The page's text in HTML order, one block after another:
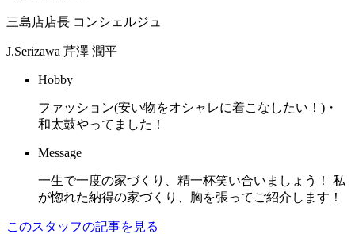
三島店店長 コンシェルジュ
J.Serizawa 芹澤 潤平
Hobby
ファッション(安い物をオシャレに着こなしたい！)・
和太鼓やってました！
Message
一生で一度の家づくり、精一杯笑い合いましょう！ 私
が惚れた納得の家づくり、胸を張ってご紹介します！
このスタッフの記事を見る